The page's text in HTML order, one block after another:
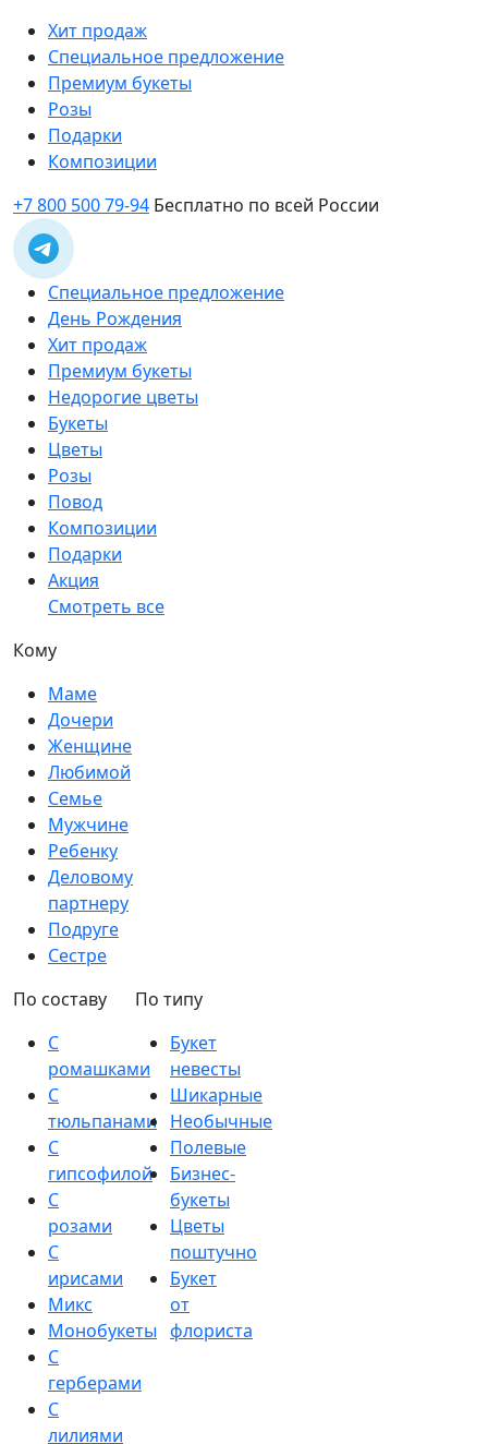
Хит продаж
Специальное предложение
Премиум букеты
Розы
Подарки
Композиции
+7 800 500 79-94 Бесплатно по всей России
Специальное предложение
День Рождения
Хит продаж
Премиум букеты
Недорогие цветы
Букеты
Цветы
Розы
Повод
Композиции
Подарки
Акция
Смотреть все
Кому
Маме
Дочери
Женщине
Любимой
Семье
Мужчине
Ребенку
Деловому
партнеру
Подруге
Сестре
По составу
С
ромашками
С
тюльпанами
С
гипсофилой
С
розами
С
ирисами
Микс
Монобукеты
С
герберами
С
лилиями
По типу
Букет
невесты
Шикарные
Необычные
Полевые
Бизнес-
букеты
Цветы
поштучно
Букет
от
флориста